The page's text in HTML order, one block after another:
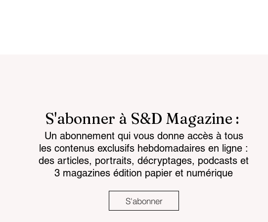
Vidéo intelligente :
l’éthique comme condition
de la confiance
La science prend la
cognitive à bras le corps
S'abonner à S&D Magazine :
Un abonnement qui vous donne accès à tous
les contenus exclusifs hebdomadaires en ligne :
des articles, portraits, décryptages, podcasts et
3 magazines édition papier et numérique
S'abonner